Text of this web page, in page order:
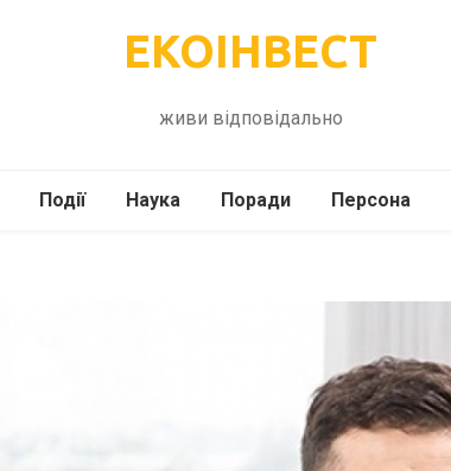
ЕКОІНВЕСТ
живи відповідально
Події Наука Поради Персона